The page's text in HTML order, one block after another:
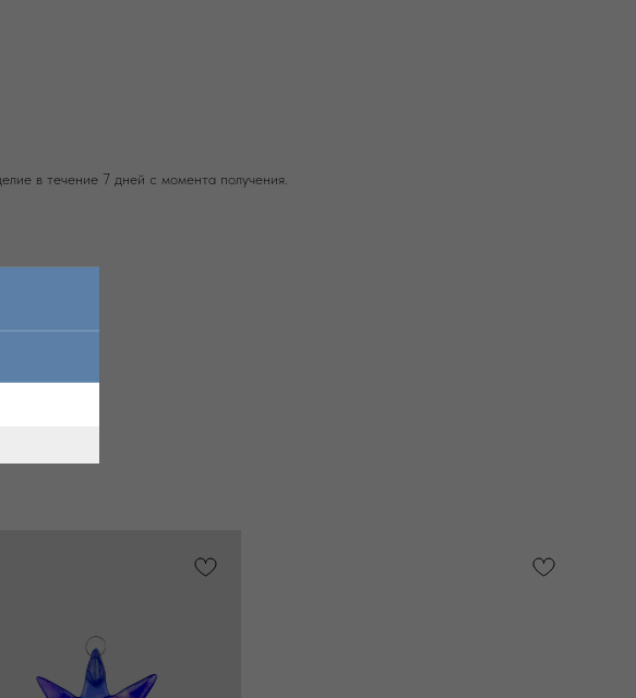
в течение 7 дней с момента получения.